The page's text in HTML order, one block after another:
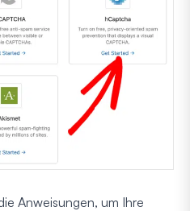
Anweisungen, um Ihre